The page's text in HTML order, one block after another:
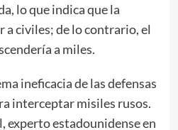
lo que indica que la
a civiles; de lo contrario, el
a miles.
ineficacia de las defensas
interceptar misiles rusos.
experto estadounidense en